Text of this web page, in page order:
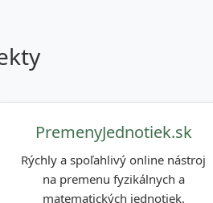
PremenyJednotiek.sk
Rýchly a spoľahlivý online nástroj
na premenu fyzikálnych a
matematických jednotiek.